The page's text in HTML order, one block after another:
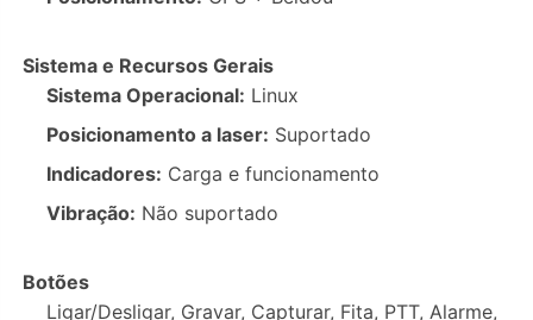
Sistema e Recursos Gerais
Sistema Operacional: Linux
Posicionamento a laser: Suportado
Indicadores: Carga e funcionamento
Vibração: Não suportado
Botões
Ligar/Desligar, Gravar, Capturar, Fita, PTT, Alarme,